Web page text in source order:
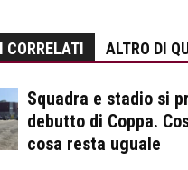
CORRELATI ALTRO DI
Squadra e stadio si
debutto di Coppa.
cosa resta uguale